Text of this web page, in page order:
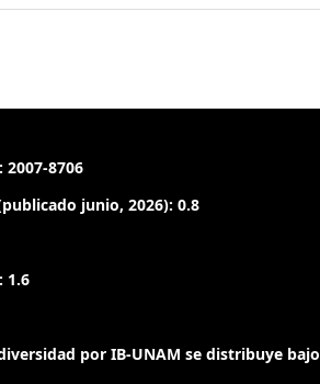
8706
junio, 2026): 0.8
1.6
por IB-UNAM se distribuye